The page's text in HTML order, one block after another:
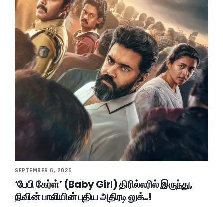
SEPTEMBER 6, 2025
‘பேபி கேர்ள்’ (Baby Girl) திரில்லரில் இருந்து,
நிவின் பாலியின் புதிய அதிரடி லுக்..!